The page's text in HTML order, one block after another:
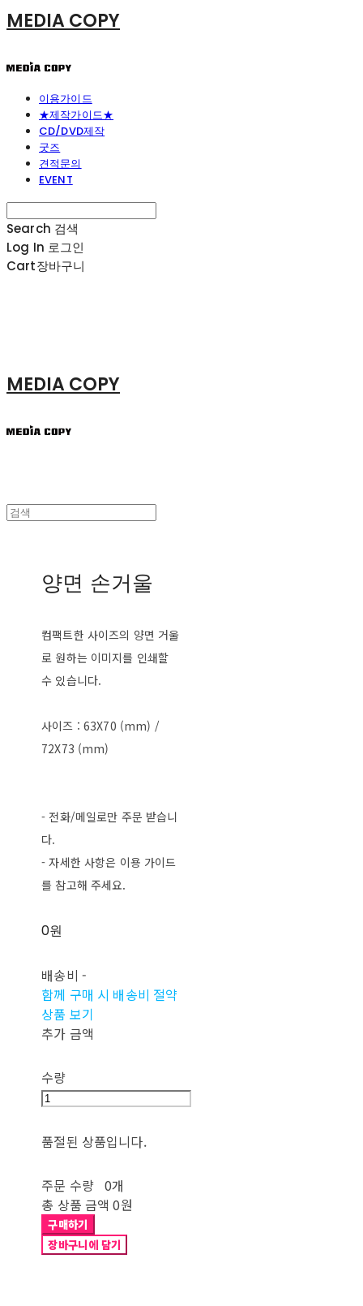
MEDIA COPY
이용가이드
★제작가이드★
CD/DVD제작
굿즈
견적문의
EVENT
Search 검색
Log In 로그인
Cart장바구니
MEDIA COPY
양면 손거울
컴팩트한 사이즈의 양면 거울
로 원하는 이미지를 인쇄할
수 있습니다.
사이즈 : 63X70 (mm) /
72X73 (mm)
- 전화/메일로만 주문 받습니
다.
- 자세한 사항은 이용 가이드
를 참고해 주세요.
0원
배송비 -
함께 구매 시 배송비 절약
상품 보기
추가 금액
수량
품절된 상품입니다.
주문 수량 0개
총 상품 금액 0원
구매하기
장바구니에 담기